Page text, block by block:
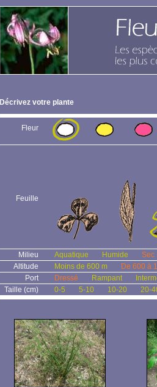
Décrivez votre plante
Fleur
Feuille
Milieu Aquatique Humide
Sec
Altitude
Moins de 600 m
De 600 à
Port
Dressé Rampant
Taille (cm)
0-5 5-10 10-20 20-